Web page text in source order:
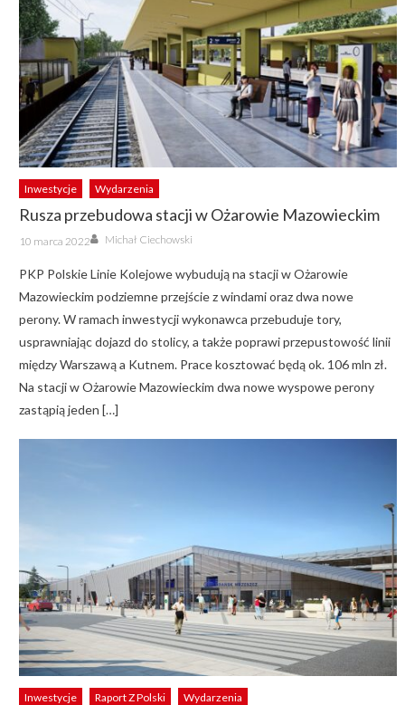
Inwestycje Wydarzenia
Rusza przebudowa stacji w Ożarowie Mazowieckim
Posted
on
10 marca 2022 Author
Michał Ciechowski
PKP Polskie Linie Kolejowe wybudują na stacji w Ożarowie
Mazowieckim podziemne przejście z windami oraz dwa nowe
perony. W ramach inwestycji wykonawca przebuduje tory,
usprawniając dojazd do stolicy, a także poprawi przepustowość linii
między Warszawą a Kutnem. Prace kosztować będą ok. 106 mln zł.
Na stacji w Ożarowie Mazowieckim dwa nowe wyspowe perony
zastąpią jeden […]
Inwestycje Raport Z Polski Wydarzenia